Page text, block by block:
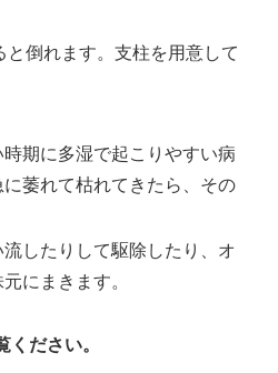
倒れます。支柱を用意して
期に多湿で起こりやすい病
萎れて枯れてきたら、その
したりして駆除したり、オ
にまきます。
ください。